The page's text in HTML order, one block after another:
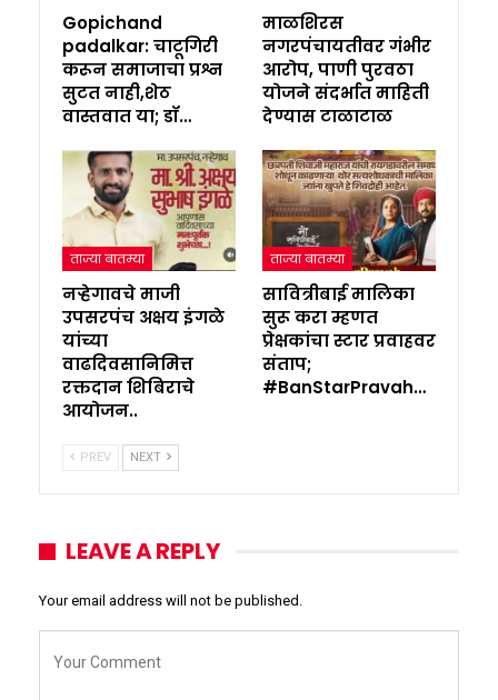
Gopichand
padalkar: चाटूगिरी
करून समाजाचा प्रश्न
सुटत नाही,शेठ
वास्तवात या; डॉ…
माळशिरस
नगरपंचायतीवर गंभीर
आरोप, पाणी पुरवठा
योजने संदर्भात माहिती
देण्यास टाळाटाळ
ताज्या बातम्या
नऱ्हेगावचे माजी
उपसरपंच अक्षय इंगळे
यांच्या
वाढदिवसानिमित्त
रक्तदान शिबिराचे
आयोजन..
ताज्या बातम्या
सावित्रीबाई मालिका
सुरू करा म्हणत
प्रेक्षकांचा स्टार प्रवाहवर
संताप;
#BanStarPravah…
PREV NEXT
LEAVE A REPLY
Your email address will not be published.